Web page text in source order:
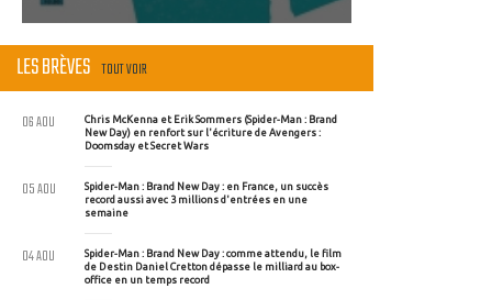
LES BRÈVES TOUT VOIR
Chris McKenna et Erik Sommers (Spider-Man : Brand
New Day) en renfort sur l'écriture de Avengers :
Doomsday et Secret Wars
06 AOU
Spider-Man : Brand New Day : en France, un succès
record aussi avec 3 millions d'entrées en une
semaine
05 AOU
Spider-Man : Brand New Day : comme attendu, le film
de Destin Daniel Cretton dépasse le milliard au box-
office en un temps record
04 AOU